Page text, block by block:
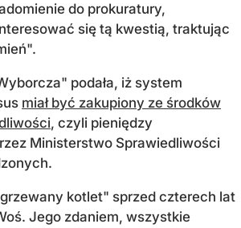
do prokuratury,
się tą kwestią, traktując
podała, iż system
miał być zakupiony ze środków
, czyli pieniędzy
Ministerstwo Sprawiedliwości
kotlet" sprzed czterech lat
Jego zdaniem, wszystkie